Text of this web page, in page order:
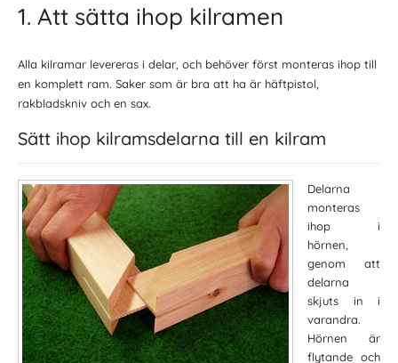
1. Att sätta ihop kilramen
Alla kilramar levereras i delar, och behöver först monteras ihop till
en komplett ram. Saker som är bra att ha är häftpistol
rakbladskniv och en sax.
Sätt ihop kilramsdelarna till en kilram
Delarna
monteras
ihop i
hörnen,
genom att
delarna
skjuts in i
varandra.
Hörnen är
flytande och